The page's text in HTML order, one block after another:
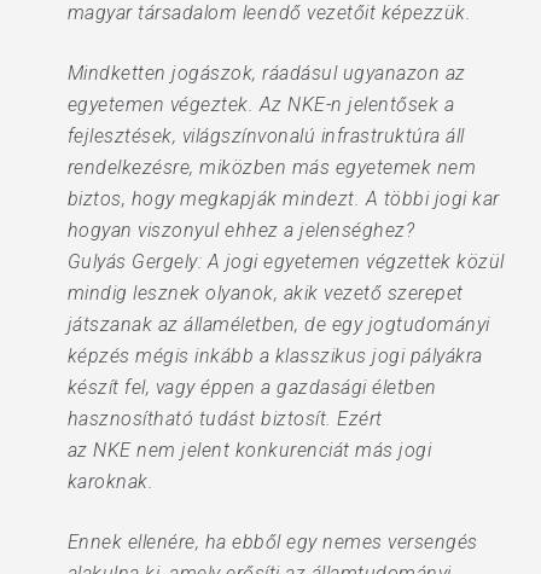
magyar társadalom leendő vezetőit képezzük.
Mindketten jogászok, ráadásul ugyanazon az
egyetemen végeztek. Az NKE-n jelentősek a
fejlesztések, világszínvonalú infrastruktúra áll
rendelkezésre, miközben más egyetemek nem
biztos, hogy megkapják mindezt. A többi jogi kar
hogyan viszonyul ehhez a jelenséghez?
Gulyás Gergely: A jogi egyetemen végzettek közül
mindig lesznek olyanok, akik vezető szerepet
játszanak az államéletben, de egy jogtudományi
képzés mégis inkább a klasszikus jogi pályákra
készít fel, vagy éppen a gazdasági életben
hasznosítható tudást biztosít. Ezért
az NKE nem jelent konkurenciát más jogi
karoknak.
Ennek ellenére, ha ebből egy nemes versengés